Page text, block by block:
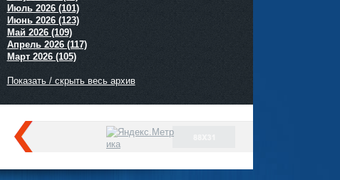
Июль 2026 (101)
Июнь 2026 (123)
Май 2026 (109)
Апрель 2026 (117)
Март 2026 (105)
Показать / скрыть весь архив